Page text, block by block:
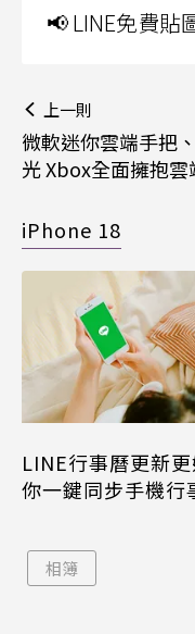
📢 LINE免費貼
上一則
微軟迷你雲端手把
光 Xbox全面擁抱
iPhone 18
LINE行事曆更新
你一鍵同步手機行
相簿